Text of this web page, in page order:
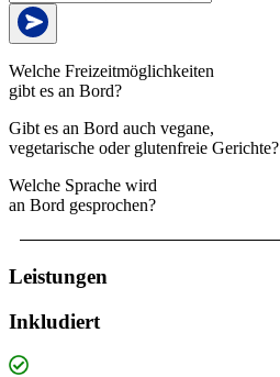
Welche Freizeitmöglichkeiten
gibt es an Bord?
Gibt es an Bord auch vegane,
vegetarische oder glutenfreie Gerichte?
Welche Sprache wird
an Bord gesprochen?
Leistungen
Inkludiert